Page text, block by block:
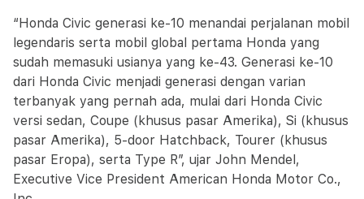
“Honda Civic generasi ke-10 menandai perjalanan mobil
legendaris serta mobil global pertama Honda yang
sudah memasuki usianya yang ke-43. Generasi ke-10
dari Honda Civic menjadi generasi dengan varian
terbanyak yang pernah ada, mulai dari Honda Civic
versi sedan, Coupe (khusus pasar Amerika), Si (khusus
pasar Amerika), 5-door Hatchback, Tourer (khusus
pasar Eropa), serta Type R”, ujar John Mendel,
Executive Vice President American Honda Motor Co.,